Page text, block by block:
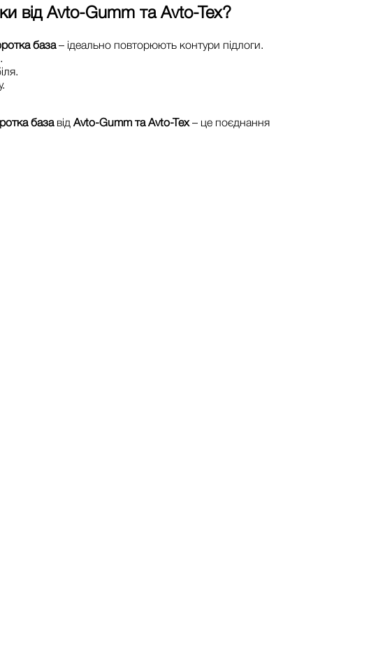
від Avto-Gumm та Avto-Tex?
база– ідеально повторюють контури підлоги.
базавід Avto-Gumm та Avto-Tex– це поєднання